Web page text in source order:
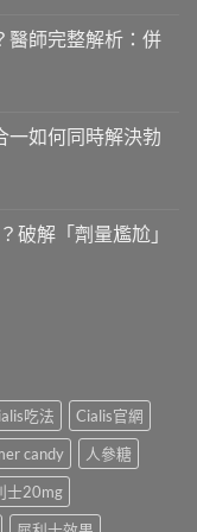
醫師完整解析：併
一如何同時解決勃
破解「劑量尷尬」
吃法
Cialis官網
candy
人參糖
士20mg